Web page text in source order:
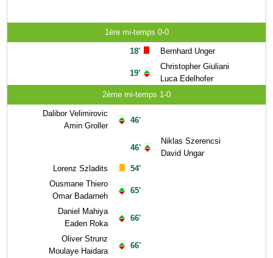
1ère mi-temps 0-0
18'
19'
Bernhard Unger
Christopher Giuliani
Luca Edelhofer
2ème mi-temps 1-0
Dalibor Velimirovic
Amin Groller
Lorenz Szladits
Ousmane Thiero
Omar Badarneh
Daniel Mahiya
Eaden Roka
Oliver Strunz
Moulaye Haidara
46'
46'
54'
65'
66'
66'
Niklas Szerencsi
David Ungar